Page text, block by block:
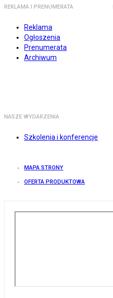
REKLAMA I PRENUMERATA
Reklama
Ogłoszenia
Prenumerata
Archiwum
NASZE WYDARZENIA
Szkolenia i konferencje
MAPA STRONY
OFERTA PRODUKTOWA